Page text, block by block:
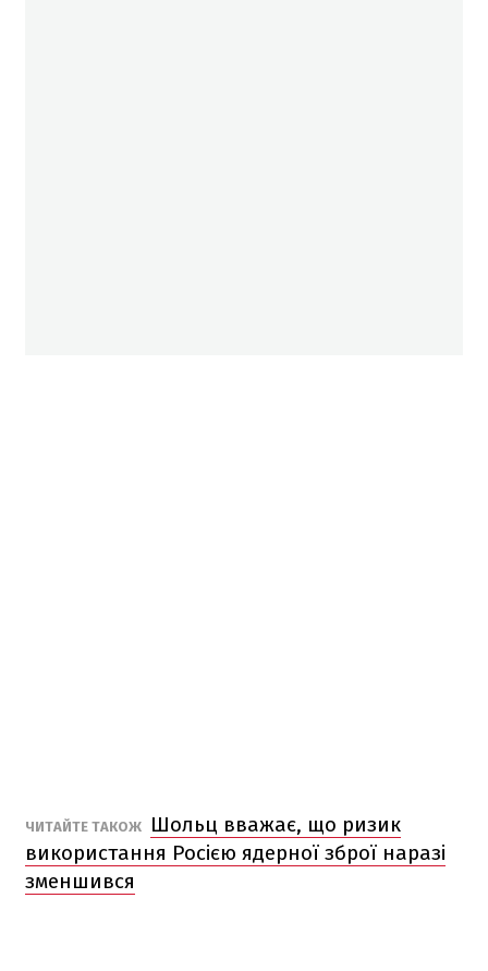
ЧИТАЙТЕ ТАКОЖ
Шольц вважає, що ризик
використання Росією ядерної зброї наразі
зменшився